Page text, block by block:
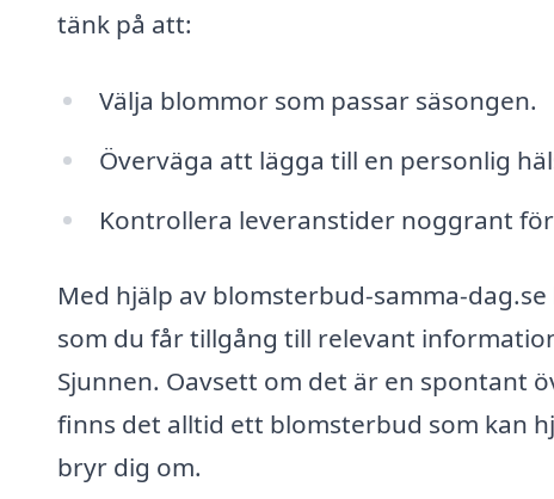
tänk på att:
Välja blommor som passar säsongen.
Överväga att lägga till en personlig
Kontrollera leveranstider noggrant
Med hjälp av blomsterbud-samma-
som du får tillgång till relevant
Sjunnen. Oavsett om det är en spontant
finns det alltid ett blomsterbud som kan
bryr dig om.